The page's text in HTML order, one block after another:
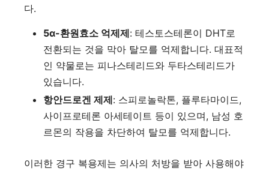
다.
5α-환원효소 억제제: 테스토스테론이 DHT로
전환되는 것을 막아 탈모를 억제합니다. 대표적
인 약물로는 피나스테리드와 두타스테리드가
있습니다.
항안드로겐 제제: 스피로놀락톤, 플루타마이드,
사이프로테론 아세테이트 등이 있으며, 남성 호
르몬의 작용을 차단하여 탈모를 억제합니다.
이러한 경구 복용제는 의사의 처방을 받아 사용해야